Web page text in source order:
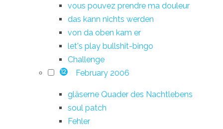
vous pouvez prendre ma douleur
das kann nichts werden
von da oben kam er
let's play bullshit-bingo
Challenge
12 February 2006
gläserne Quader des Nachtlebens
soul patch
Fehler